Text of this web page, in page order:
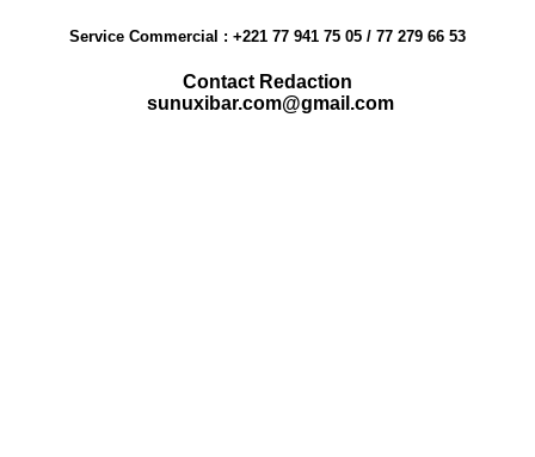
Service Commercial : +221 77 941 75 05 / 77 279 66 53
Contact Redaction
sunuxibar.com@gmail.com